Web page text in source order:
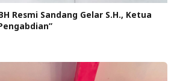
Resmi Sandang Gelar S.H., Ketua